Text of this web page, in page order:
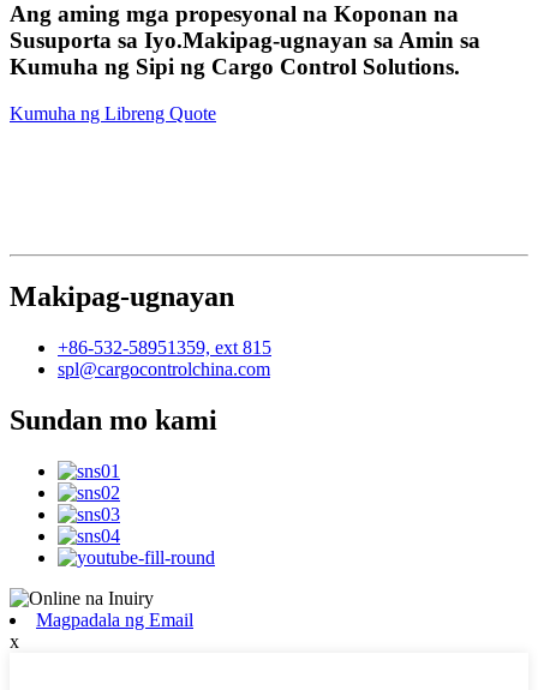
Ang aming mga propesyonal na Koponan na
Susuporta sa Iyo.Makipag-ugnayan sa Amin sa
Kumuha ng Sipi ng Cargo Control Solutions.
Kumuha ng Libreng Quote
Makipag-ugnayan
+86-532-58951359, ext 815
spl@cargocontrolchina.com
Sundan mo kami
Magpadala ng Email
x